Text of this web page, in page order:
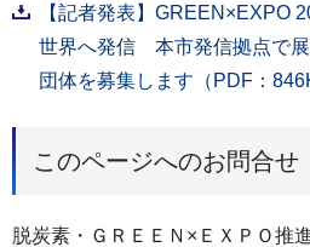
【記者発表】GREEN×EXPO
世界へ発信 本市発信拠点で展
団体を募集します（PDF：
このページへのお問合せ
脱炭素・ＧＲＥＥＮ×ＥＸＰＯ推